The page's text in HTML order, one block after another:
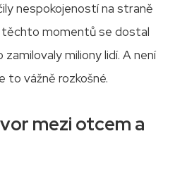
nespokojeností na straně
těchto momentů se dostal
miliony lidí. A není
to vážně rozkošné.
mezi otcem a